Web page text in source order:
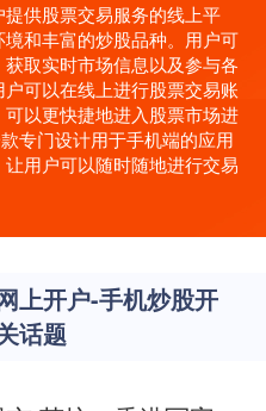
供股票交易服务的线上平
和丰富的炒股品种。用户可
取实时市场信息以及参与各
可以在线上进行股票交易账
以更快捷地进入股票市场进
专门设计用于手机端的应用
用户可以随时随地进行交易
上开户-手机炒股开
话题